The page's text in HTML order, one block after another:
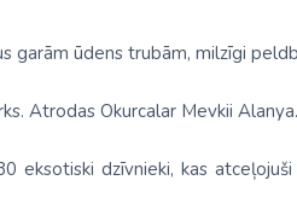
garām ūdens trubām, milzīgi
Atrodas Okurcalar Mevkii
eksotiski dzīvnieki, kas